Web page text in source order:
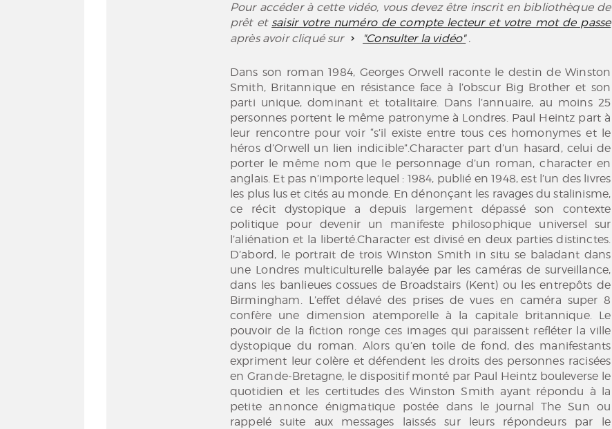
Pour accéder à cette vidéo, vous devez être inscrit en bibliothèque de
prêt et saisir votre numéro de compte lecteur et votre mot de passe
après avoir cliqué sur
"Consulter la vidéo" .
Dans son roman 1984, Georges Orwell raconte le destin de Winston
Smith, Britannique en résistance face à l’obscur Big Brother et son
parti unique, dominant et totalitaire. Dans l’annuaire, au moins 25
personnes portent le même patronyme à Londres. Paul Heintz part à
leur rencontre pour voir “s’il existe entre tous ces homonymes et le
héros d’Orwell un lien indicible”.Character part d’un hasard, celui de
porter le même nom que le personnage d’un roman, character en
anglais. Et pas n’importe lequel : 1984, publié en 1948, est l’un des livres
les plus lus et cités au monde. En dénonçant les ravages du stalinisme,
ce récit dystopique a depuis largement dépassé son contexte
politique pour devenir un manifeste philosophique universel sur
l’aliénation et la liberté.Character est divisé en deux parties distinctes.
D’abord, le portrait de trois Winston Smith in situ se baladant dans
une Londres multiculturelle balayée par les caméras de surveillance,
dans les banlieues cossues de Broadstairs (Kent) ou les entrepôts de
Birmingham. L’effet délavé des prises de vues en caméra super 8
confère une dimension atemporelle à la capitale britannique. Le
pouvoir de la fiction ronge ces images qui paraissent refléter la ville
dystopique du roman. Alors qu’en toile de fond, des manifestants
expriment leur colère et défendent les droits des personnes racisées
en Grande-Bretagne, le dispositif monté par Paul Heintz bouleverse le
quotidien et les certitudes des Winston Smith ayant répondu à la
petite annonce énigmatique postée dans le journal The Sun ou
rappelé suite aux messages laissés sur leurs répondeurs par le